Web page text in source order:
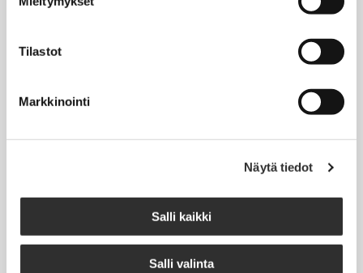
Tilastot
Markkinointi
Näytä tiedot
Salli kaikki
Salli valinta
Matkalaskut
Tapahtumakalenteri
JOBI